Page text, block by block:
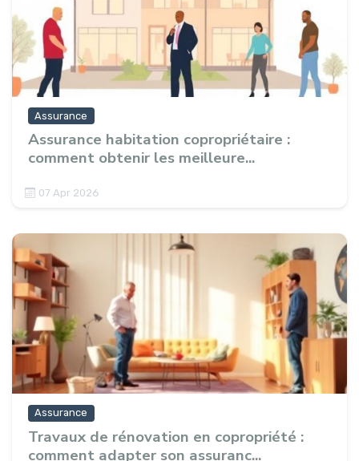
Assurance
Assurance habitation copropriétaire :
comment obtenir les meilleure...
07 Apr 2026
Assurance
Travaux de rénovation en copropriété :
comment adapter son assuranc...